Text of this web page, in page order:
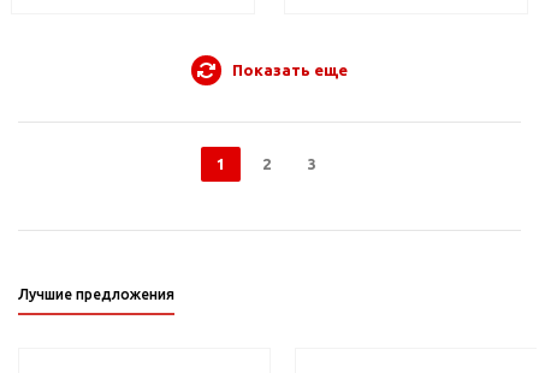
Показать еще
1 2 3
Лучшие предложения